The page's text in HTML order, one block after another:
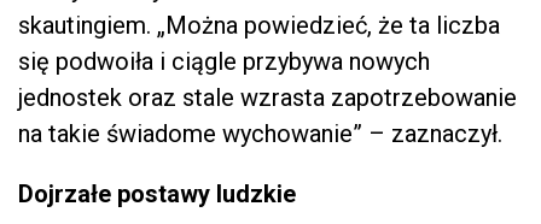
skautingiem. „Można powiedzieć, że ta liczba
się podwoiła i ciągle przybywa nowych
jednostek oraz stale wzrasta zapotrzebowanie
na takie świadome wychowanie” – zaznaczył.
Dojrzałe postawy ludzkie